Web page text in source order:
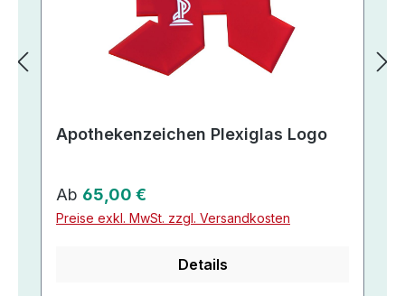
Apothekenzeichen Plexiglas Logo
Regulärer Preis:
Ab 65,00 €
Preise exkl. MwSt. zzgl. Versandkosten
Details